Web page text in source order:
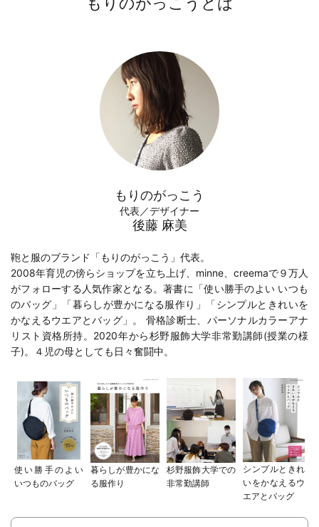
もりのがっこう
代表／デザイナー
後藤 麻美
鞄と服のブランド「もりのがっこう」代表。
2008年育児の傍らショップを立ち上げ、minne、creemaで９万人
がフォローする人気作家となる。著書に「使い勝手のよい いつも
のバッグ 」「暮らしが豊かになる服作り 」「シンプルときれいを
かなえるウエアとバッグ 」。 骨格診断士、パーソナルカラーアナ
リスト資格所持。2020年から杉野服飾大学非常勤講師(授業の様
子)。４児の母としても日々奮闘中。
使い勝手のよい
いつものバッグ
暮らしが豊かにな
る服作り
杉野服飾大学での
非常勤講師
シンプルときれ
いをかなえるウ
エアとバッグ